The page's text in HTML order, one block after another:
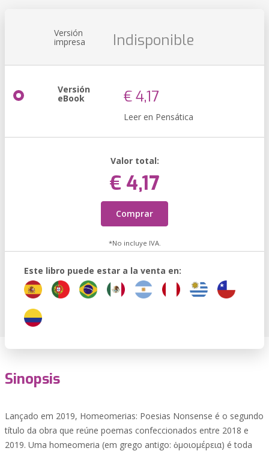
Versión
impresa Indisponible
Versión
eBook € 4,17
Leer en Pensática
Valor total:
€ 4,17
Comprar
*No incluye IVA.
Este libro puede estar a la venta en:
Sinopsis
Lançado em 2019, Homeomerias: Poesias Nonsense é o segundo
título da obra que reúne poemas confeccionados entre 2018 e
2019. Uma homeomeria (em grego antigo: ὁμοιομέρεια) é toda